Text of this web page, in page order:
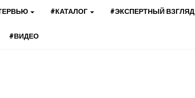
#КАТАЛОГ #ЭКСПЕРТНЫЙ ВЗГЛЯД
#ВИДЕО